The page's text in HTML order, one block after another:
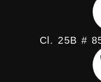
Cl. 25B #